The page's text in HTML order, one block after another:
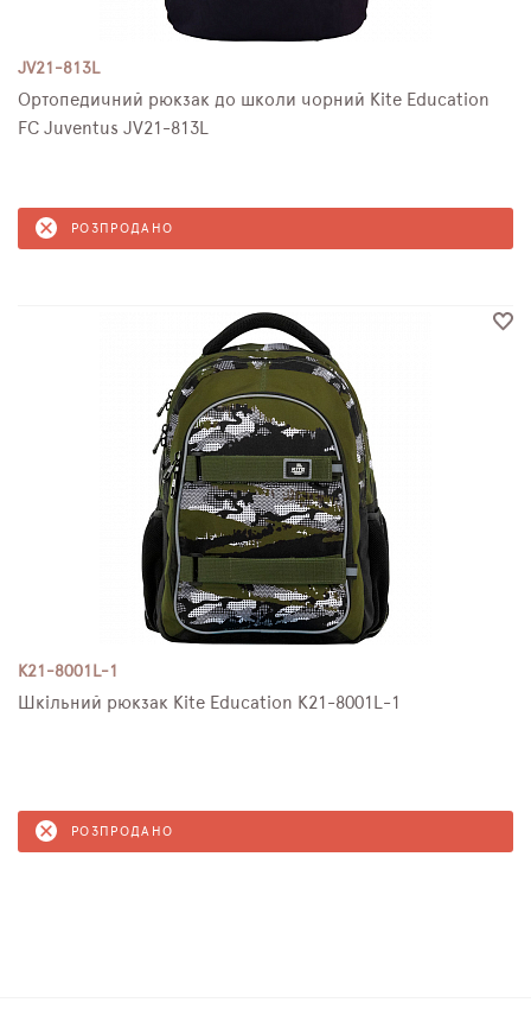
JV21-813L
Ортопедичний рюкзак до школи чорний Kite Education
FC Juventus JV21-813L
РОЗПРОДАНО
K21-8001L-1
Шкільний рюкзак Kite Education K21-8001L-1
РОЗПРОДАНО